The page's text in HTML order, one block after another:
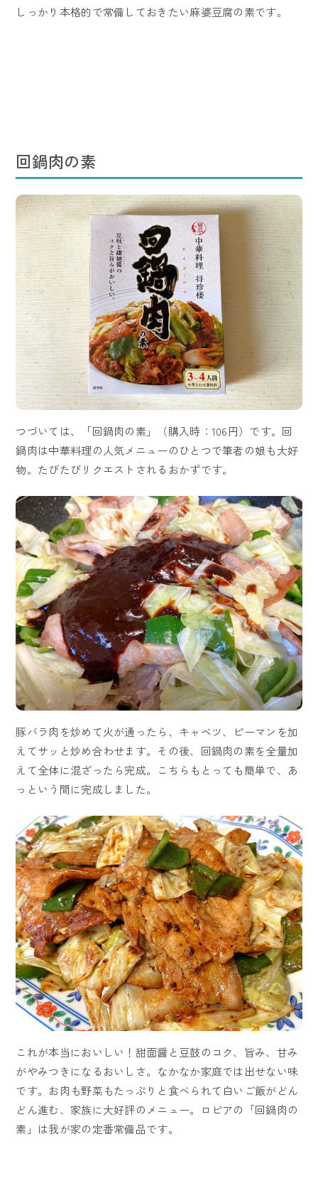
しっかり本格的で常備しておきたい麻婆豆腐の素です。
回鍋肉の素
つづいては、「回鍋肉の素」（購入時：106円）です。回
鍋肉は中華料理の人気メニューのひとつで筆者の娘も大好
物。たびたびリクエストされるおかずです。
豚バラ肉を炒めて火が通ったら、キャベツ、ピーマンを加
えてサッと炒め合わせます。その後、回鍋肉の素を全量加
えて全体に混ざったら完成。こちらもとっても簡単で、あ
っという間に完成しました。
これが本当においしい！甜面醤と豆鼓のコク、旨み、甘み
がやみつきになるおいしさ。なかなか家庭では出せない味
です。お肉も野菜もたっぷりと食べられて白いご飯がどん
どん進む、家族に大好評のメニュー。ロピアの「回鍋肉の
素」は我が家の定番常備品です。